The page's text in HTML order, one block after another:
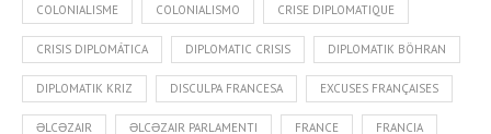
COLONIALISME COLONIALISMO CRISE DIPLOMATIQUE
CRISIS DIPLOMÁTICA DIPLOMATIC CRISIS DIPLOMATIK BÖHRAN
DIPLOMATIK KRIZ DISCULPA FRANCESA EXCUSES FRANÇAISES
ƏLCƏZAIR ƏLCƏZAIR PARLAMENTI FRANCE FRANCIA